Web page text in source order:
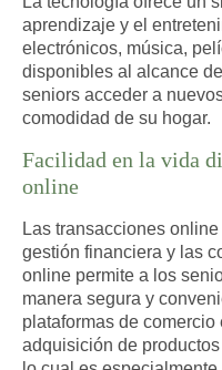
aprendizaje y el
electrónicos, música,
disponibles al alcance
seniors acceder a
comodidad de su hogar.
Facilidad en la vida
online
Las transacciones
gestión financiera y las
online permite a los
manera segura y
plataformas de
adquisición de